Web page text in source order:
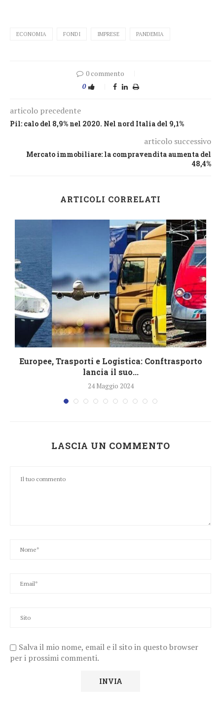
ECONOMIA FONDI IMPRESE PANDEMIA
0 commento
0
articolo precedente
Pil: calo del 8,9% nel 2020. Nel nord Italia del 9,1%
articolo successivo
Mercato immobiliare: la compravendita aumenta del
48,4%
ARTICOLI CORRELATI
Europee, Trasporti e Logistica: Conftrasporto
lancia il suo...
24 Maggio 2024
LASCIA UN COMMENTO
Salva il mio nome, email e il sito in questo browser
per i prossimi commenti.